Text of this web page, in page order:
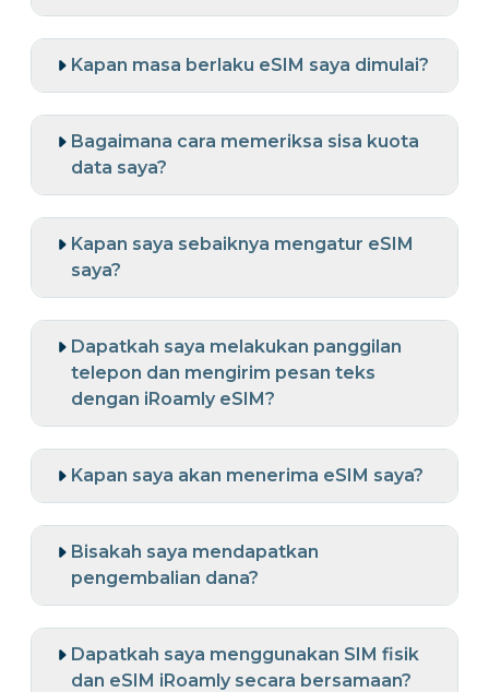
Kapan masa berlaku eSIM saya dimulai?
Bagaimana cara memeriksa sisa kuota
data saya?
Kapan saya sebaiknya mengatur eSIM
saya?
Dapatkah saya melakukan panggilan
telepon dan mengirim pesan teks
dengan iRoamly eSIM?
Kapan saya akan menerima eSIM saya?
Bisakah saya mendapatkan
pengembalian dana?
Dapatkah saya menggunakan SIM fisik
dan eSIM iRoamly secara bersamaan?